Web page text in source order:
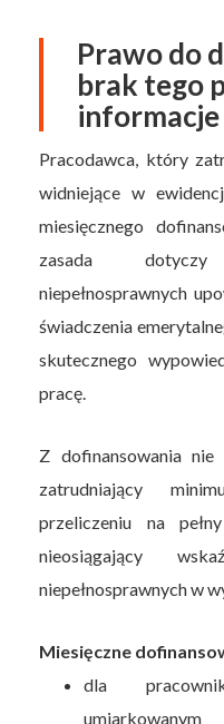
Prawo do
brak tego
informacje
Pracodawca, który
widniejące w
miesięcznego
zasada
niepełnosprawnych
świadczenia
skutecznego
pracę.
Z dofinansowania
zatrudniający
przeliczeniu na
nieosiągający
niepełnosprawnych w
Miesięczne
dla